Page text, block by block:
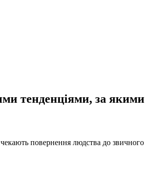
тенденціями, за
чекають повернення людства до